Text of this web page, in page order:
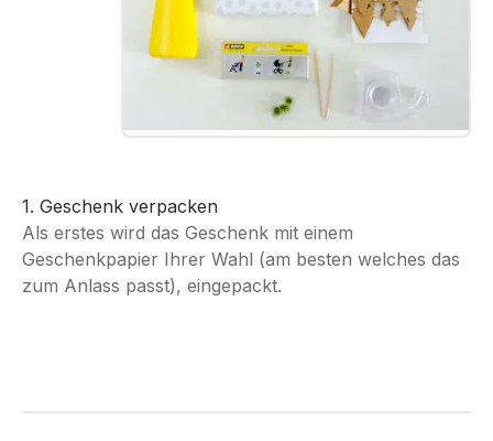
1. Geschenk verpacken
Als erstes wird das Geschenk mit einem
Geschenkpapier Ihrer Wahl (am besten welches das
zum Anlass passt), eingepackt.